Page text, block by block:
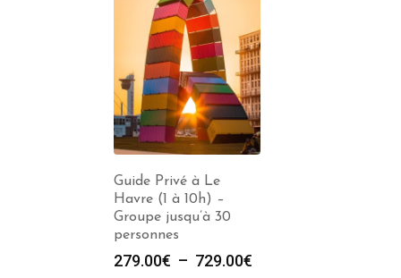
Guide Privé à Le
Havre (1 à 10h) –
Groupe jusqu’à 30
personnes
279.00€ – 729.00€